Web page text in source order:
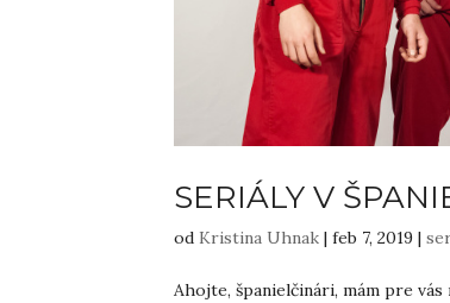
SERIÁLY V
od Kristina Uhnak |feb 7, 2019 |
Ahojte, španielčinári, mám pre